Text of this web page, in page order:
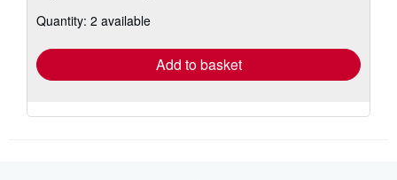
Quantity: 2 available
Add to basket